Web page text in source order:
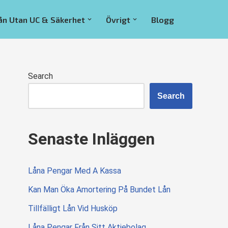
Utan UC & Säkerhet Övrigt Blogg
Search
Search
Senaste Inläggen
Låna Pengar Med A Kassa
Kan Man Öka Amortering På Bundet Lån
Tillfälligt Lån Vid Husköp